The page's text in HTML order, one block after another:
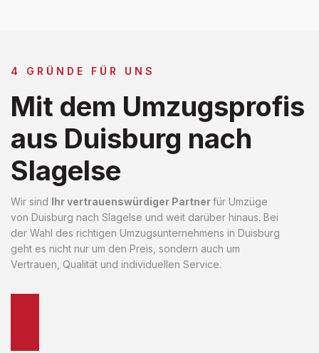
4 GRÜNDE FÜR UNS
Mit dem Umzugsprofis
aus Duisburg nach
Slagelse
Wir sind Ihr vertrauenswürdiger Partnerfür Umzüge
von Duisburg nach Slagelse und weit darüber hinaus. Bei
der Wahl des richtigen Umzugsunternehmens in Duisburg
geht es nicht nur um den Preis, sondern auch um
Vertrauen, Qualität und individuellen Service.